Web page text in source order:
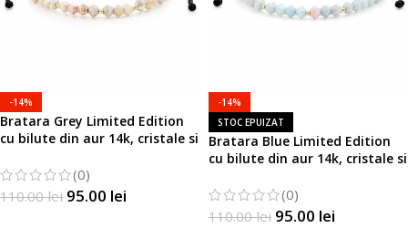
-14%
Bratara Grey Limited Edition
cu bilute din aur 14k, cristale si
(0)
110.00lei 95.00 lei
-14%
STOC EPUIZAT
Bratara Blue Limited Edition
cu bilute din aur 14k, cristale si
(0)
110.00lei 95.00 lei